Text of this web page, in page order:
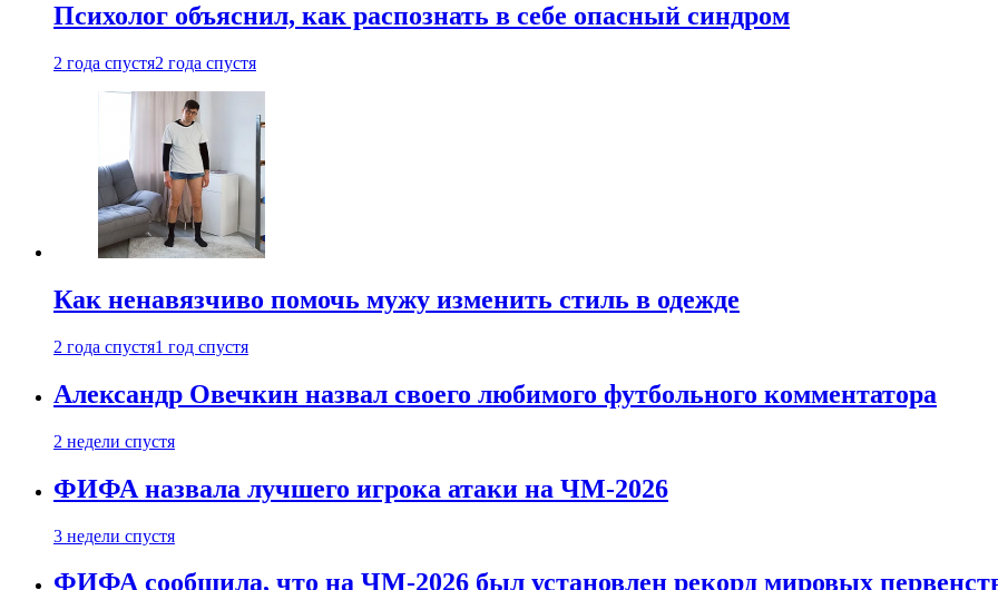
Психолог объяснил, как распознать в себе опасный синдром
2 года спустя2 года спустя
Как ненавязчиво помочь мужу изменить стиль в одежде
2 года спустя1 год спустя
Александр Овечкин назвал своего любимого футбольного комментатора
2 недели спустя
ФИФА назвала лучшего игрока атаки на ЧМ-2026
3 недели спустя
ФИФА сообщила, что на ЧМ-2026 был установлен рекорд мировых